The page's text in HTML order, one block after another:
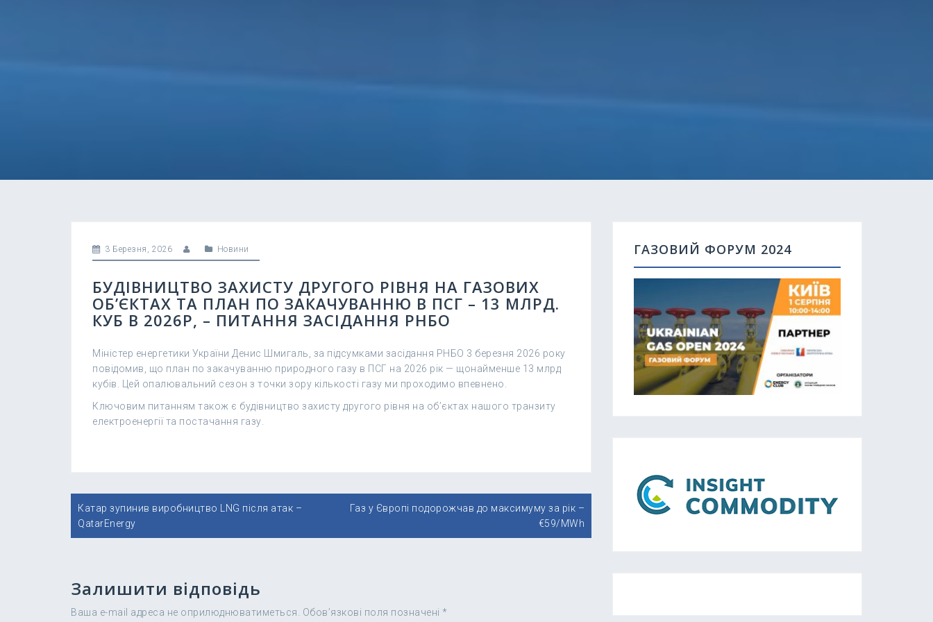
3 Березня, 2026 Новини
БУДІВНИЦТВО ЗАХИСТУ ДРУГОГО РІВНЯ НА ГАЗОВИХ
ОБ’ЄКТАХ ТА ПЛАН ПО ЗАКАЧУВАННЮ В ПСГ – 13 МЛРД.
КУБ В 2026Р, – ПИТАННЯ ЗАСІДАННЯ РНБО
Міністер енергетики України Денис Шмигаль, за підсумками засідання РНБО 3 березня 2026 року
повідомив, що план по закачуванню природного газу в ПСГ на 2026 рік — щонайменше 13 млрд
кубів. Цей опалювальний сезон з точки зору кількості газу ми проходимо впевнено.
Ключовим питанням також є будівництво захисту другого рівня на об’єктах нашого транзиту
електроенергії та постачання газу.
Навігація
записів
Катар зупинив виробництво LNG після атак –
QatarEnergy
Газ у Європі подорожчав до максимуму за рік –
€59/MWh
Залишити відповідь
Ваша e-mail адреса не оприлюднюватиметься. Обов’язкові поля позначені *
ГАЗОВИЙ ФОРУМ 2024